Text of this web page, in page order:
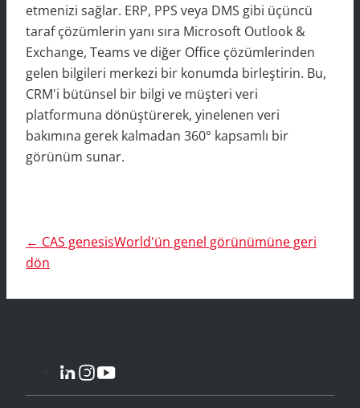
etmenizi sağlar. ERP, PPS veya DMS gibi üçüncü
taraf çözümlerin yanı sıra Microsoft Outlook &
Exchange, Teams ve diğer Office çözümlerinden
gelen bilgileri merkezi bir konumda birleştirin. Bu,
CRM'i bütünsel bir bilgi ve müşteri veri
platformuna dönüştürerek, yinelenen veri
bakımına gerek kalmadan 360° kapsamlı bir
görünüm sunar.
← CAS genesisWorld'ün genel görünümüne geri
dön